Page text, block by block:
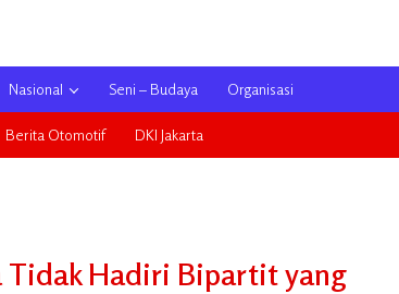
Nasional Seni – Budaya Organisasi
Berita Otomotif DKI Jakarta
Tidak Hadiri Bipartit yang